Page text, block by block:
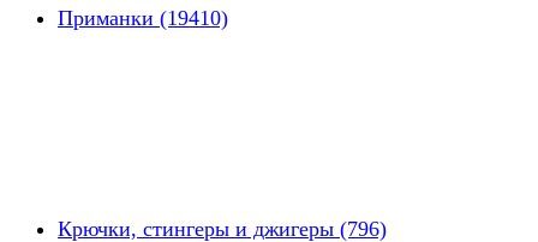
Приманки (19410)
Крючки, стингеры и джигеры (796)